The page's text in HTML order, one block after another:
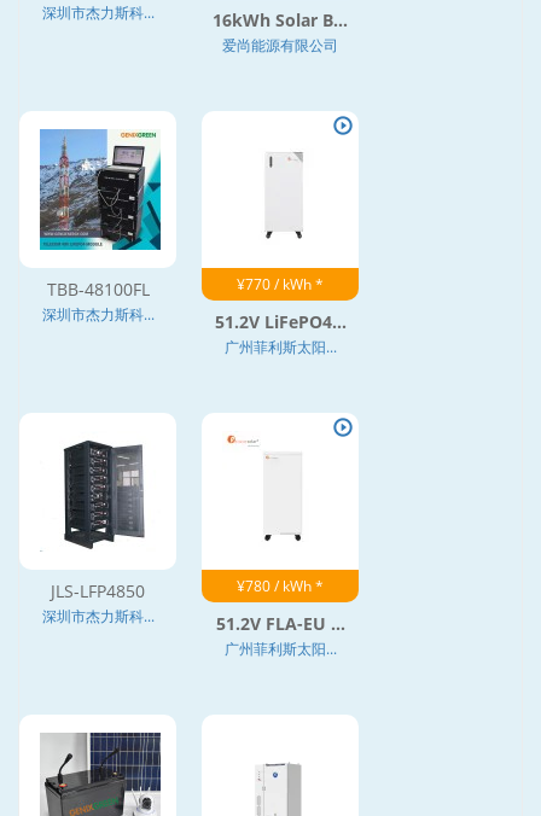
深圳市杰力斯科... 16kWh Solar B...
爱尚能源有限公司
TBB-48100FL
深圳市杰力斯科...
¥770 / kWh *
51.2V LiFePO4...
广州菲利斯太阳...
JLS-LFP4850
深圳市杰力斯科...
¥780 / kWh *
51.2V FLA-EU ...
广州菲利斯太阳...